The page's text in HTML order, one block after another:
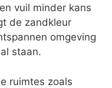
vuil minder kans
de zandkleur
omgeving
staan.
ruimtes zoals